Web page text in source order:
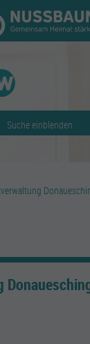
Suche einblenden